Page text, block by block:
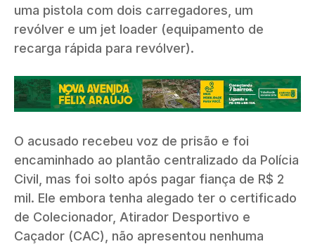
uma pistola com dois carregadores, um
revólver e um jet loader (equipamento de
recarga rápida para revólver).
O acusado recebeu voz de prisão e foi
encaminhado ao plantão centralizado da Polícia
Civil, mas foi solto após pagar fiança de R$ 2
mil. Ele embora tenha alegado ter o certificado
de Colecionador, Atirador Desportivo e
Caçador (CAC), não apresentou nenhuma